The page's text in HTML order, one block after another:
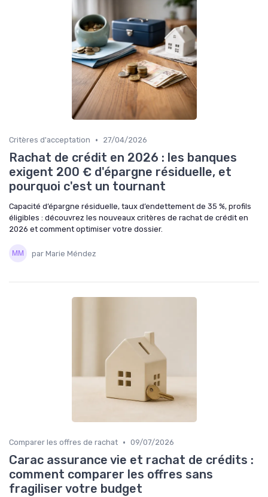
Critères d'acceptation • 27/04/2026
Rachat de crédit en 2026 : les banques
exigent 200 € d'épargne résiduelle, et
pourquoi c'est un tournant
Capacité d’épargne résiduelle, taux d’endettement de 35 %, profils
éligibles : découvrez les nouveaux critères de rachat de crédit en
2026 et comment optimiser votre dossier.
par Marie Méndez
Comparer les offres de rachat • 09/07/2026
Carac assurance vie et rachat de crédits :
comment comparer les offres sans
fragiliser votre budget